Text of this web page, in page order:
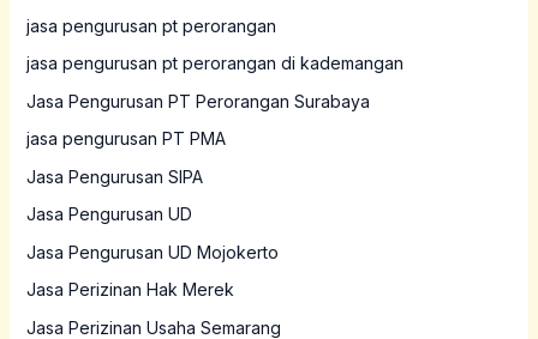
jasa pengurusan pt perorangan
jasa pengurusan pt perorangan di kademangan
Jasa Pengurusan PT Perorangan Surabaya
jasa pengurusan PT PMA
Jasa Pengurusan SIPA
Jasa Pengurusan UD
Jasa Pengurusan UD Mojokerto
Jasa Perizinan Hak Merek
Jasa Perizinan Usaha Semarang